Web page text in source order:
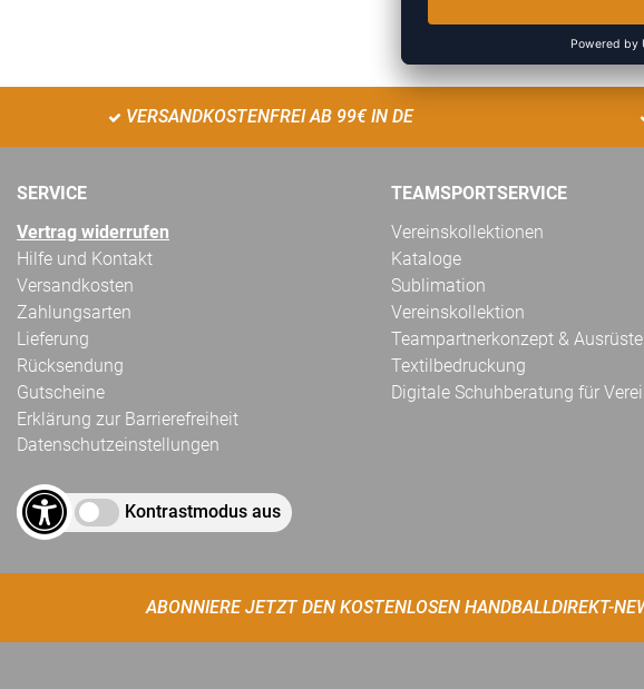
VERSANDKOSTENFREI AB 99€ IN DE
SERVICE
Vertrag widerrufen
Hilfe und Kontakt
Versandkosten
Zahlungsarten
Lieferung
Rücksendung
Gutscheine
Erklärung zur Barrierefreiheit
Datenschutzeinstellungen
Kontrastmodus aus
TEAMSPORTSERVICE
Vereinskollektionen
Kataloge
Sublimation
Vereinskollektion
Teampartnerkonzept &
Textilbedruckung
Digitale Schuhberatung für
ABONNIERE JETZT DEN KOSTENLOSEN HANDBALLDIREKT-